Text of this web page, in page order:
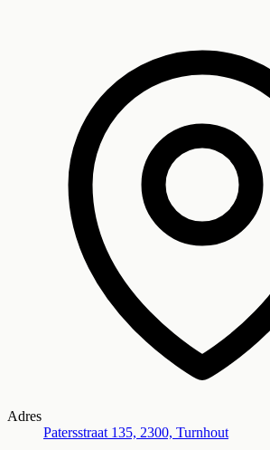
Adres
Patersstraat 135, 2300, Turnhout